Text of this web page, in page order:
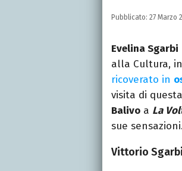
e della
Pubblicato: 27 Marzo
Evelina Sgarbi
alla Cultura,
ricoverato in
visita di
Balivo a La
sue
Vittorio